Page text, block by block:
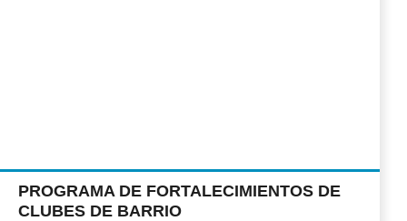
PROGRAMA DE FORTALECIMIENTOS DE
CLUBES DE BARRIO